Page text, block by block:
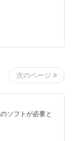
次のページ
ソフトが必要と